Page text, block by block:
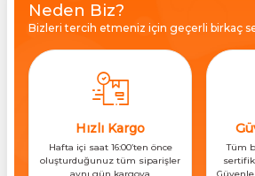
Neden Biz?
Bizleri tercih etmeniz için geçerli birkaç
Hızlı Kargo
Hafta içi saat 16:00’ten önce
oluşturduğunuz tüm siparişler
Tüm